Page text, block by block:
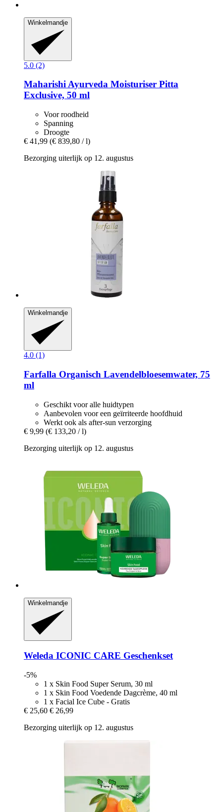
Winkelmandje
5.0 (2)
Maharishi Ayurveda Moisturiser Pitta
Exclusive, 50 ml
Voor roodheid
Spanning
Droogte
€ 41,99 (€ 839,80 / l)
Bezorging uiterlijk op 12. augustus
Winkelmandje
4.0 (1)
Farfalla Organisch Lavendelbloesemwater, 75
ml
Geschikt voor alle huidtypen
Aanbevolen voor een geïrriteerde hoofdhuid
Werkt ook als after-sun verzorging
€ 9,99 (€ 133,20 / l)
Bezorging uiterlijk op 12. augustus
Winkelmandje
Weleda ICONIC CARE Geschenkset
-5%
1 x Skin Food Super Serum, 30 ml
1 x Skin Food Voedende Dagcrème, 40 ml
1 x Facial Ice Cube - Gratis
€ 25,60 € 26,99
Bezorging uiterlijk op 12. augustus